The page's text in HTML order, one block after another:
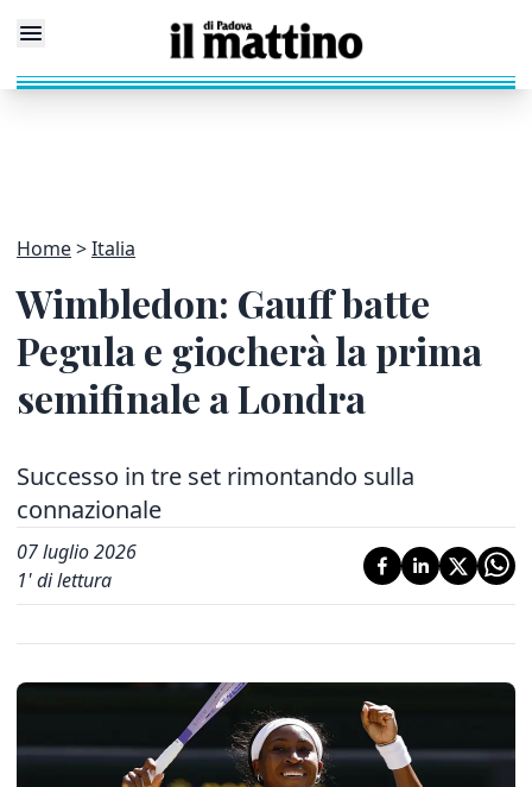
Home Italia
Wimbledon: Gauff batte
Pegula e giocherà la prima
semifinale a Londra
Successo in tre set rimontando sulla
connazionale
07 luglio 2026
1' di lettura